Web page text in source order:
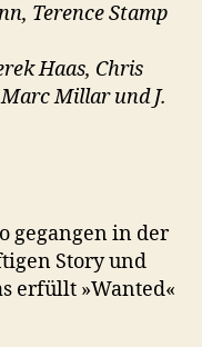
Terence Stamp
Haas, Chris
Millar und J.
gegangen in der
Story und
erfüllt »Wanted«